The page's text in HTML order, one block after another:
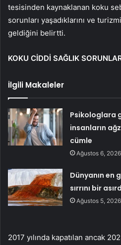
tesisinden kaynaklanan koku
sorunları yaşadıklarını ve
geldiğini belirtti.
KOKU CİDDİ SAĞLIK
İlgili Makaleler
Psikologlara
insanların
cümle
Ağustos 6, 2026
Dünyanın en
sırrını bir
Ağustos 5, 2026
2017 yılında kapatılan ancak